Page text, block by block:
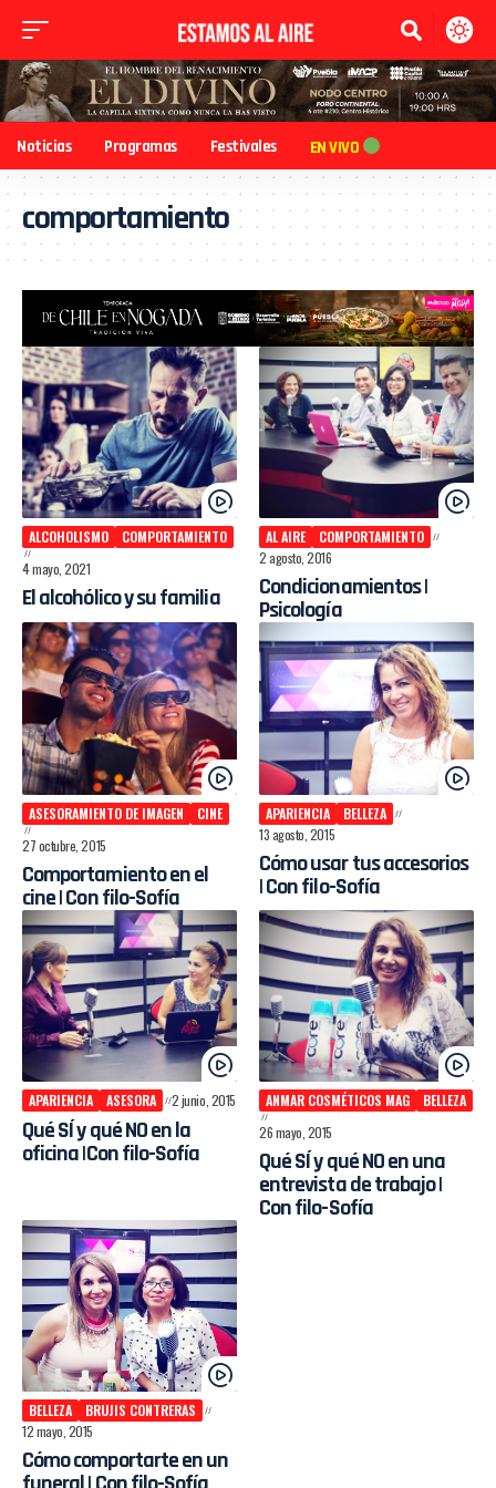
Noticias Programas Festivales EN VIVO
comportamiento
ALCOHOLISMO
COMPORTAMIENTO
4 mayo, 2021
El alcohólico y su familia
AL AIRE
COMPORTAMIENTO
2 agosto, 2016
Condicionamientos |
Psicología
ASESORAMIENTO DE IMAGEN
CINE
27 octubre, 2015
Comportamiento en el
cine | Con filo-Sofía
APARIENCIA
BELLEZA
13 agosto, 2015
Cómo usar tus accesorios
| Con filo-Sofía
APARIENCIA ASESORA 2 junio, 2015
Qué SÍ y qué NO en la
oficina |Con filo-Sofía
ANMAR COSMÉTICOS MAG
BELLEZA
26 mayo, 2015
Qué SÍ y qué NO en una
entrevista de trabajo |
Con filo-Sofía
BELLEZA
BRUJIS CONTRERAS
12 mayo, 2015
Cómo comportarte en un